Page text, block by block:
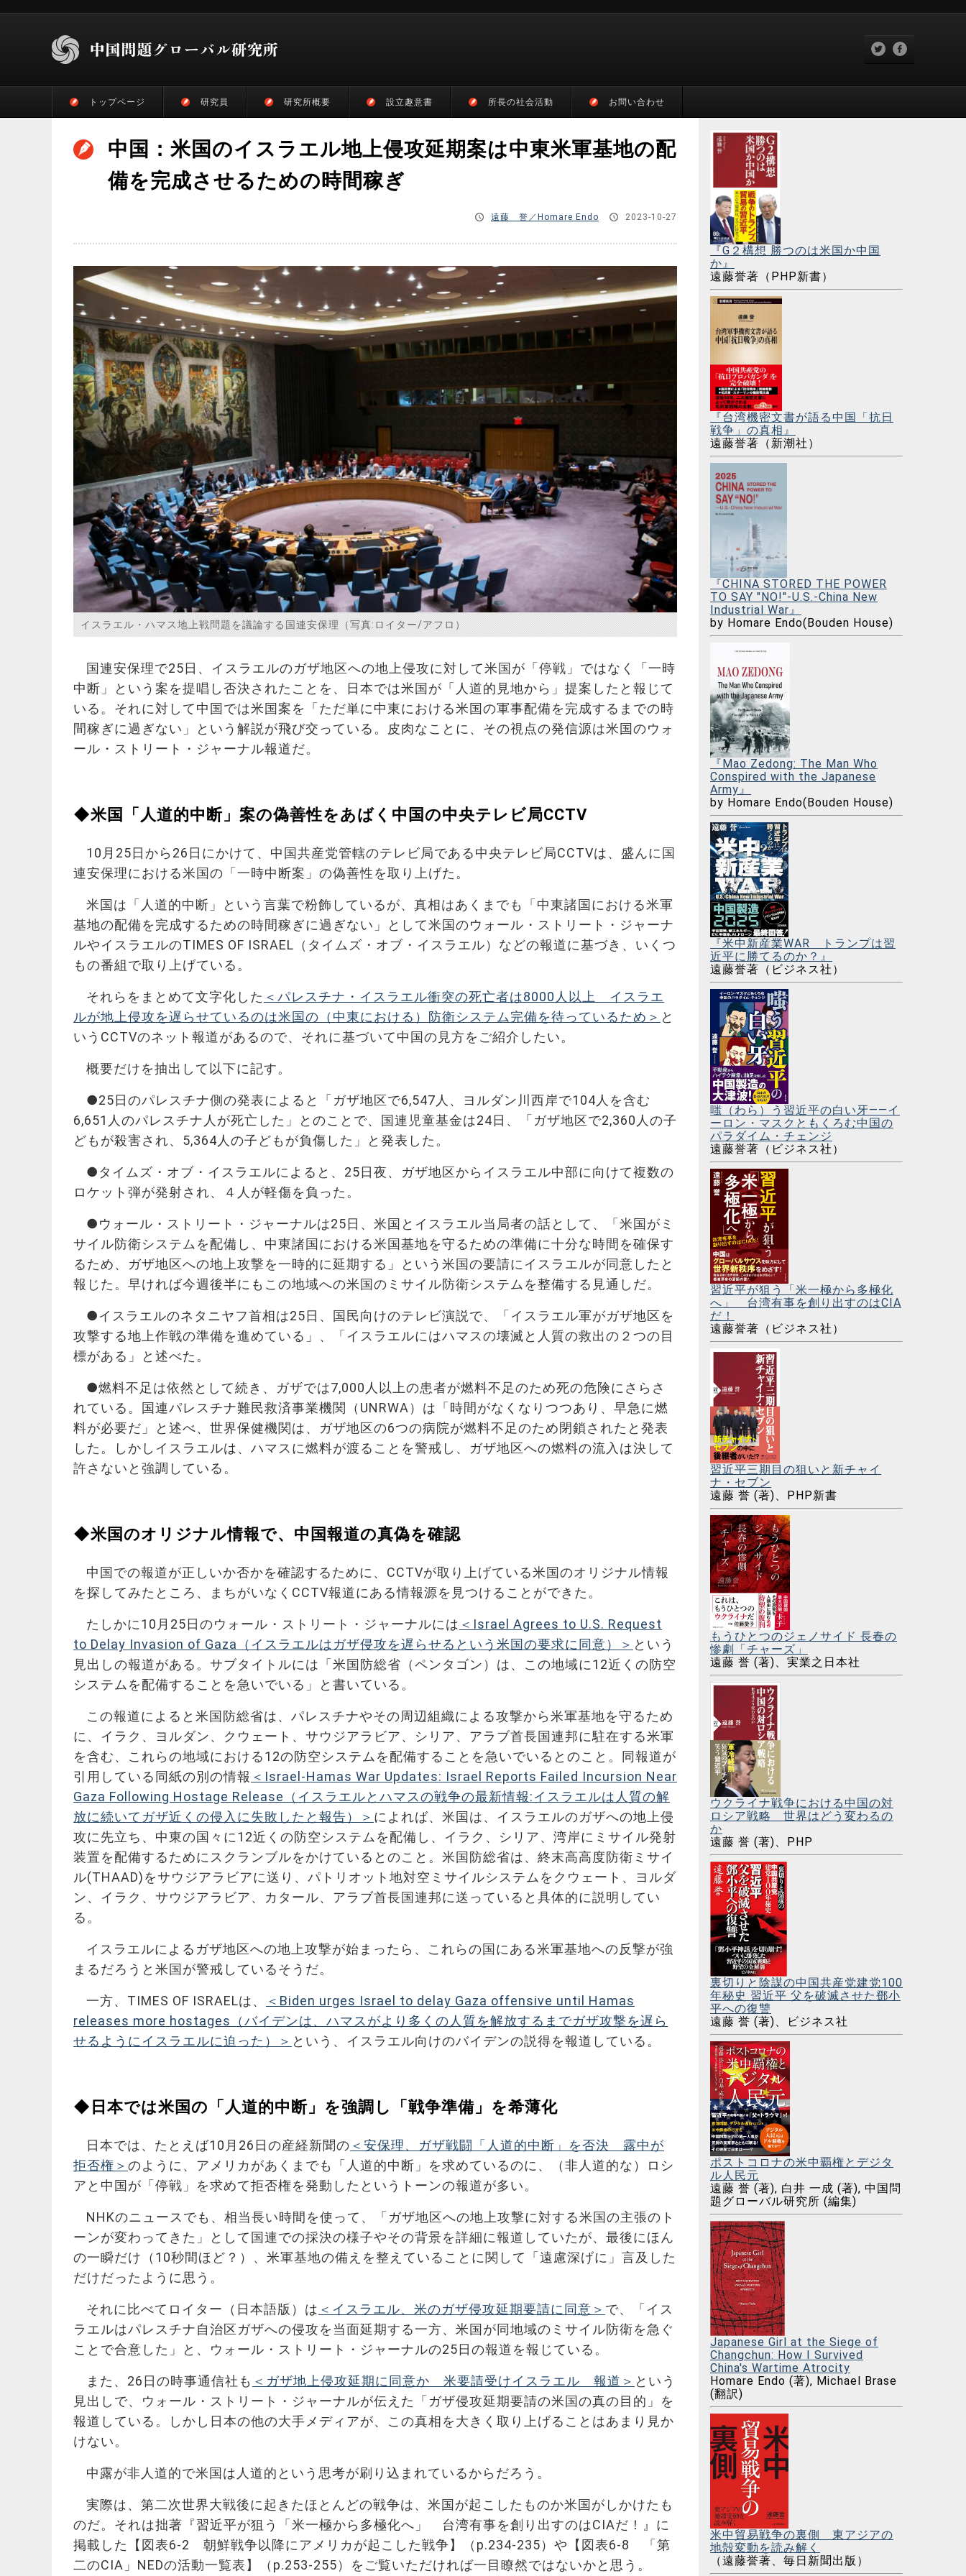
トップページ 研究員 研究所概要 設立趣意書 所長の社会活動 お問い合わせ
中国：米国のイスラエル地上侵攻延期案は中東米軍基地の配
備を完成させるための時間稼ぎ
遠藤 誉／Homare Endo 2023-10-27
イスラエル・ハマス地上戦問題を議論する国連安保理（写真:ロイター/アフロ）
国連安保理で25日、イスラエルのガザ地区への地上侵攻に対して米国が「停戦」ではなく「一時
中断」という案を提唱し否決されたことを、日本では米国が「人道的見地から」提案したと報じて
いる。それに対して中国では米国案を「ただ単に中東における米国の軍事配備を完成するまでの時
間稼ぎに過ぎない」という解説が飛び交っている。皮肉なことに、その視点の発信源は米国のウォ
ール・ストリート・ジャーナル報道だ。
◆米国「人道的中断」案の偽善性をあばく中国の中央テレビ局CCTV
10月25日から26日にかけて、中国共産党管轄のテレビ局である中央テレビ局CCTVは、盛んに国
連安保理における米国の「一時中断案」の偽善性を取り上げた。
米国は「人道的中断」という言葉で粉飾しているが、真相はあくまでも「中東諸国における米軍
基地の配備を完成するための時間稼ぎに過ぎない」として米国のウォール・ストリート・ジャーナ
ルやイスラエルのTIMES OF ISRAEL（タイムズ・オブ・イスラエル）などの報道に基づき、いくつ
もの番組で取り上げている。
それらをまとめて文字化した ＜パレスチナ・イスラエル衝突の死亡者は8000人以上 イスラエ
ルが地上侵攻を遅らせているのは米国の（中東における）防衛システム完備を待っているため＞ と
いうCCTVのネット報道があるので、それに基づいて中国の見方をご紹介したい。
概要だけを抽出して以下に記す。
●25日のパレスチナ側の発表によると「ガザ地区で6,547人、ヨルダン川西岸で104人を含む
6,651人のパレスチナ人が死亡した」とのことで、国連児童基金は24日、「ガザ地区で2,360人の子
どもが殺害され、5,364人の子どもが負傷した」と発表した。
●タイムズ・オブ・イスラエルによると、25日夜、ガザ地区からイスラエル中部に向けて複数の
ロケット弾が発射され、４人が軽傷を負った。
●ウォール・ストリート・ジャーナルは25日、米国とイスラエル当局者の話として、「米国がミ
サイル防衛システムを配備し、中東諸国における米国基地を守るための準備に十分な時間を確保す
るため、ガザ地区への地上攻撃を一時的に延期する」という米国の要請にイスラエルが同意したと
報じた。早ければ今週後半にもこの地域への米国のミサイル防衛システムを整備する見通しだ。
●イスラエルのネタニヤフ首相は25日、国民向けのテレビ演説で、「イスラエル軍がガザ地区を
攻撃する地上作戦の準備を進めている」、「イスラエルにはハマスの壊滅と人質の救出の２つの目
標がある」と述べた。
●燃料不足は依然として続き、ガザでは7,000人以上の患者が燃料不足のため死の危険にさらさ
れている。国連パレスチナ難民救済事業機関（UNRWA）は「時間がなくなりつつあり、早急に燃
料が必要だ」と述べ、世界保健機関は、ガザ地区の6つの病院が燃料不足のため閉鎖されたと発表
した。しかしイスラエルは、ハマスに燃料が渡ることを警戒し、ガザ地区への燃料の流入は決して
許さないと強調している。
◆米国のオリジナル情報で、中国報道の真偽を確認
中国での報道が正しいか否かを確認するために、CCTVが取り上げている米国のオリジナル情報
を探してみたところ、まちがいなくCCTV報道にある情報源を見つけることができた。
たしかに10月25日のウォール・ストリート・ジャーナルには ＜Israel Agrees to U.S. Request
to Delay Invasion of Gaza（イスラエルはガザ侵攻を遅らせるという米国の要求に同意）＞ という
見出しの報道がある。サブタイトルには「米国防総省（ペンタゴン）は、この地域に12近くの防空
システムを配備することを急いでいる」と書いている。
この報道によると米国防総省は、パレスチナやその周辺組織による攻撃から米軍基地を守るため
に、イラク、ヨルダン、クウェート、サウジアラビア、シリア、アラブ首長国連邦に駐在する米軍
を含む、これらの地域における12の防空システムを配備することを急いでいるとのこと。同報道が
引用している同紙の別の情報 ＜Israel-Hamas War Updates: Israel Reports Failed Incursion Near
Gaza Following Hostage Release（イスラエルとハマスの戦争の最新情報:イスラエルは人質の解
放に続いてガザ近くの侵入に失敗したと報告）＞ によれば、米国は、イスラエルのガザへの地上侵
攻に先立ち、中東の国々に12近くの防空システムを配備し、イラク、シリア、湾岸にミサイル発射
装置を配備するためにスクランブルをかけているとのこと。米国防総省は、終末高高度防衛ミサイ
ル(THAAD)をサウジアラビアに送り、パトリオット地対空ミサイルシステムをクウェート、ヨルダ
ン、イラク、サウジアラビア、カタール、アラブ首長国連邦に送っていると具体的に説明してい
る。
イスラエルによるガザ地区への地上攻撃が始まったら、これらの国にある米軍基地への反撃が強
まるだろうと米国が警戒しているそうだ。
一方、TIMES OF ISRAELは、
＜Biden urges Israel to delay Gaza offensive until Hamas
releases more hostages（バイデンは、ハマスがより多くの人質を解放するまでガザ攻撃を遅ら
せるようにイスラエルに迫った）＞ という、イスラエル向けのバイデンの説得を報道している。
◆日本では米国の「人道的中断」を強調し「戦争準備」を希薄化
日本では、たとえば10月26日の産経新聞の ＜安保理、ガザ戦闘「人道的中断」を否決 露中が
拒否権＞ のように、アメリカがあくまでも「人道的中断」を求めているのに、（非人道的な）ロシ
アと中国が「停戦」を求めて拒否権を発動したというトーンの報道が多い。
NHKのニュースでも、相当長い時間を使って、「ガザ地区への地上攻撃に対する米国の主張のト
ーンが変わってきた」として国連での採決の様子やその背景を詳細に報道していたが、最後にほん
の一瞬だけ（10秒間ほど？）、米軍基地の備えを整えていることに関して「遠慮深げに」言及した
だけだったように思う。
それに比べてロイター（日本語版）は ＜イスラエル、米のガザ侵攻延期要請に同意＞ で、「イス
ラエルはパレスチナ自治区ガザへの侵攻を当面延期する一方、米国が同地域のミサイル防衛を急ぐ
ことで合意した」と、ウォール・ストリート・ジャーナルの25日の報道を報じている。
また、26日の時事通信社も ＜ガザ地上侵攻延期に同意か 米要請受けイスラエル 報道＞ という
見出しで、ウォール・ストリート・ジャーナルが伝えた「ガザ侵攻延期要請の米国の真の目的」を
報道している。しかし日本の他の大手メディアが、この真相を大きく取り上げることはあまり見か
けない。
中露が非人道的で米国は人道的という思考が刷り込まれているからだろう。
実際は、第二次世界大戦後に起きたほとんどの戦争は、米国が起こしたものか米国がしかけたも
のだ。それは拙著『習近平が狙う「米一極から多極化へ」 台湾有事を創り出すのはCIAだ！』に
掲載した【図表6-2 朝鮮戦争以降にアメリカが起こした戦争】（p.234-235）や【図表6-8 「第
二のCIA」NEDの活動一覧表】（p.253-255）をご覧いただければ一目瞭然ではないかと思う。
『G２構想 勝つのは米国か中国
か』
遠藤誉著（PHP新書）
『台湾機密文書が語る中国「抗日
戦争」の真相』
遠藤誉著（新潮社）
『CHINA STORED THE POWER
TO SAY "NO!"-U.S.-China New
Industrial War』
by Homare Endo(Bouden House)
『Mao Zedong: The Man Who
Conspired with the Japanese
Army』
by Homare Endo(Bouden House)
『米中新産業WAR トランプは習
近平に勝てるのか？』
遠藤誉著（ビジネス社）
嗤（わら）う習近平の白い牙――イ
ーロン・マスクともくろむ中国の
パラダイム・チェンジ
遠藤誉著（ビジネス社）
習近平が狙う「米一極から多極化
へ」 台湾有事を創り出すのはCIA
だ！
遠藤誉著（ビジネス社）
習近平三期目の狙いと新チャイ
ナ・セブン
遠藤 誉 (著)、PHP新書
もうひとつのジェノサイド 長春の
惨劇「チャーズ」
遠藤 誉 (著)、実業之日本社
ウクライナ戦争における中国の対
ロシア戦略 世界はどう変わるの
か
遠藤 誉 (著)、PHP
裏切りと陰謀の中国共産党建党100
年秘史 習近平 父を破滅させた鄧小
平への復讐
遠藤 誉 (著)、ビジネス社
ポストコロナの米中覇権とデジタ
ル人民元
遠藤 誉 (著), 白井 一成 (著), 中国問
題グローバル研究所 (編集)
Japanese Girl at the Siege of
Changchun: How I Survived
China's Wartime Atrocity
Homare Endo (著), Michael Brase
(翻訳)
米中貿易戦争の裏側 東アジアの
地殻変動を読み解く
（遠藤誉著、毎日新聞出版）